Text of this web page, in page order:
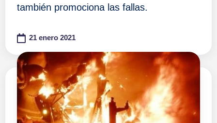
también promociona las fallas.
21 enero 2021